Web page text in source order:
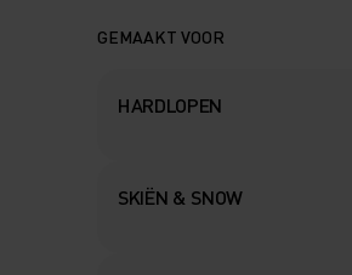
GEMAAKT VOOR
HARDLOPEN
SKIËN & SNOW